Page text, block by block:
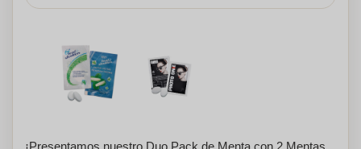
¡Presentamos nuestro Duo Pack de Menta con 2 Mentas